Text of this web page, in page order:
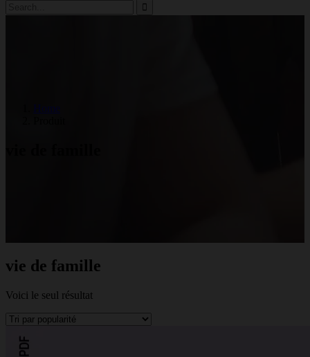
Home
vie de famille
Voici le seul résultat